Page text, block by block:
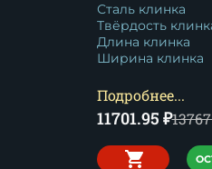
Сталь клинка
Твёрдость
Длина клинка
Ширина клинка
Подробнее...
11701.95 ₽